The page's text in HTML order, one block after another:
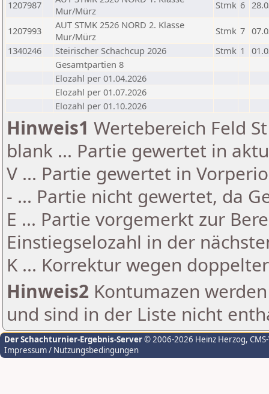
1207987
Mur/Mürz
Stmk 6
1207993
AUT STMK 2526 NORD 2. Klasse
Mur/Mürz
Stmk 7
1340246
Steirischer Schachcup 2026 Stmk 1
Gesamtpartien 8
Elozahl per 01.04.2026
Elozahl per 01.07.2026
Elozahl per 01.10.2026
Hinweis1 Wertebereich Feld
blank ... Partie gewertet in
V ... Partie gewertet in
- ... Partie nicht gewertet, da
E ... Partie vorgemerkt zur
Einstiegselozahl in der
K ... Korrektur wegen
Hinweis2 Kontumazen
und sind in der Liste nicht
Der Schachturnier-Ergebnis-Server© 2006-2026 Heinz Herzog,
Impressum / Nutzungsbedingungen